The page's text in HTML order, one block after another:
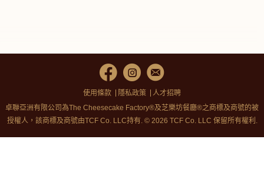
使用條款 隱私政策
人才招聘
卓聯亞洲有限公司為The Cheesecake Factory®及芝樂坊餐廳®之商標及商號的被
授權人，該商標及商號由TCF Co. LLC持有. © 2026 TCF Co. LLC 保留所有權利.